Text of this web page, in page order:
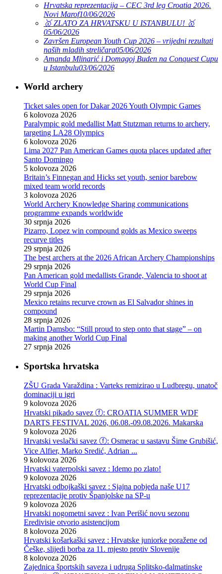
Hrvatska reprezentacija – CEC 3rd leg Croatia 2026.
Novi Marof10/06/2026
🥇 ZLATO ZA HRVATSKU U ISTANBULU! 🥇
05/06/2026
Završen European Youth Cup 2026 – vrijedni rezultati
naših mladih streličara05/06/2026
Amanda Mlinarić i Domagoj Buden na Conquest Cupu
u Istanbulu03/06/2026
World archery
Ticket sales open for Dakar 2026 Youth Olympic Games
6 kolovoza 2026
Paralympic gold medallist Matt Stutzman returns to archery,
targeting LA28 Olympics
6 kolovoza 2026
Lima 2027 Pan American Games quota places updated after
Santo Domingo
5 kolovoza 2026
Britain’s Finnegan and Hicks set youth, senior barebow
mixed team world records
3 kolovoza 2026
World Archery Knowledge Sharing communications
programme expands worldwide
30 srpnja 2026
Pizarro, Lopez win compound golds as Mexico sweeps
recurve titles
29 srpnja 2026
The best archers at the 2026 African Archery Championships
29 srpnja 2026
Pan American gold medallists Grande, Valencia to shoot at
World Cup Final
29 srpnja 2026
Mexico retains recurve crown as El Salvador shines in
compound
28 srpnja 2026
Martin Damsbo: “Still proud to step onto that stage” – on
making another World Cup Final
27 srpnja 2026
Sportska hrvatska
ZŠU Grada Varaždina : Varteks remizirao u Ludbregu, unatoč
dominaciji u igri
9 kolovoza 2026
Hrvatski pikado savez ⓕ: CROATIA SUMMER WDF
DARTS FESTIVAL 2026, 06.08.-09.08.2026. Makarska
9 kolovoza 2026
Hrvatski veslački savez ⓕ: Osmerac u sastavu Šime Grubišić,
Vice Alfier, Marko Sredić, Adrian ...
9 kolovoza 2026
Hrvatski vaterpolski savez : Idemo po zlato!
9 kolovoza 2026
Hrvatski odbojkaški savez : Sjajna pobjeda naše U17
reprezentacije protiv Španjolske na SP-u
9 kolovoza 2026
Hrvatski nogometni savez : Ivan Perišić novu sezonu
Eredivisie otvorio asistencijom
8 kolovoza 2026
Hrvatski košarkaški savez : Hrvatske juniorke poražene od
Češke, slijedi borba za 11. mjesto protiv Slovenije
8 kolovoza 2026
Zajednica športskih saveza i udruga Splitsko-dalmatinske